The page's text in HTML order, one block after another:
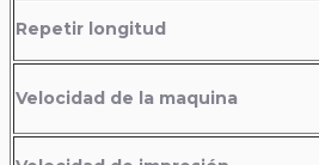
Repetir longitud
Velocidad de la maquina